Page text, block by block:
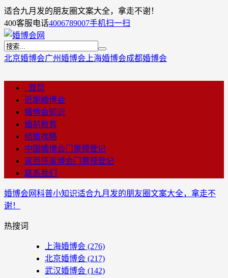
适合九月发的朋友圈文案大全，拿走不谢！
400客服电话4006789007手机扫一扫
北京婚博会广州婚博会 上海婚博会成都婚博会
首页
近期婚博会
婚博会知识
婚前教育
结婚攻略
中国婚博会门票预登记
家芭莎家博会门票预登记
联系我们
婚博会网科普小知识适合九月发的朋友圈文案大全，拿走不
谢！
热搜词
上海婚博会 (276)
北京婚博会 (217)
武汉婚博会 (142)